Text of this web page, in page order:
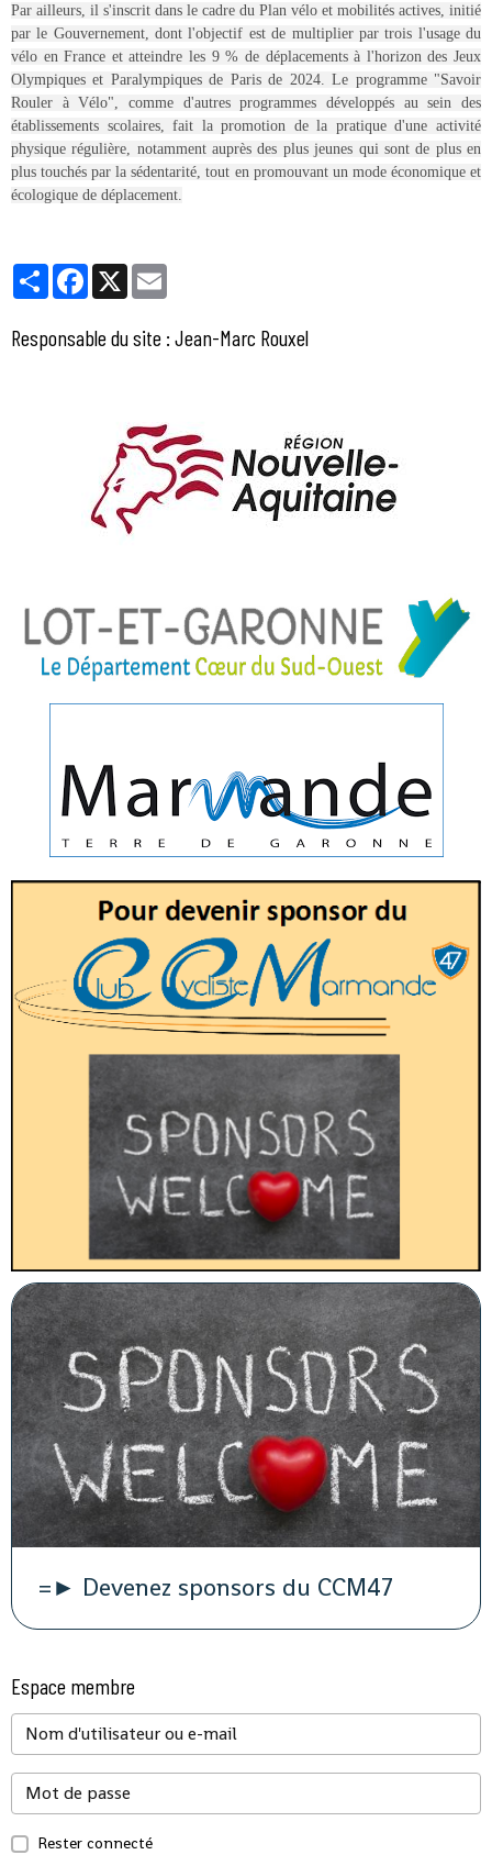
Par ailleurs, il s'inscrit dans le cadre du Plan vélo et mobilités actives, initié
par le Gouvernement, dont l'objectif est de multiplier par trois l'usage du
vélo en France et atteindre les 9 % de déplacements à l'horizon des Jeux
Olympiques et Paralympiques de Paris de 2024. Le programme "Savoir
Rouler à Vélo", comme d'autres programmes développés au sein des
établissements scolaires, fait la promotion de la pratique d'une activité
physique régulière, notamment auprès des plus jeunes qui sont de plus en
plus touchés par la sédentarité, tout en promouvant un mode économique et
écologique de déplacement.
PartagerFacebook
X
Responsable du site : Jean-Marc Rouxel
=► Devenez sponsors du CCM47
Espace membre
Rester connecté